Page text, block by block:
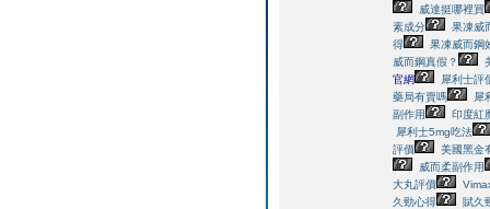
威達挺哪裡買
素成分
果凍威
得
果凍威而鋼
威而鋼真假？
官網
犀利士評
藥局有賣嗎
犀
副作用
印度紅
犀利士5mg吃法
評價
美國黑金
威而柔副作用
大丸評價
久勁心得
賦久